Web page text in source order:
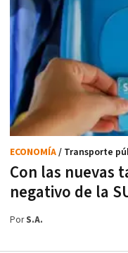
Con las nuevas
negativo de la
ECONOMÍA/ Transporte
PorS.A.